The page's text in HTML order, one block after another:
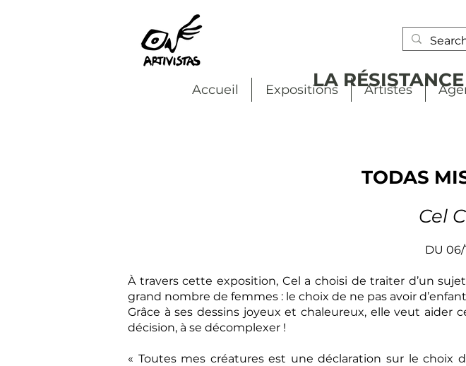
Accueil Expositions Artistes
LA
TODAS
Cel
DU 06/
À travers cette exposition, Cel a choisi de traiter d’un
grand nombre de femmes : le choix de ne pas avoir
Grâce à ses dessins joyeux et chaleureux, elle veut
décision, à se décomplexer !
« Toutes mes créatures est une déclaration sur le choix